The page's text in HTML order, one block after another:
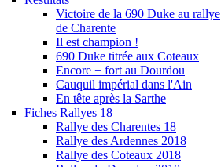
Victoire de la 690 Duke au rallye
de Charente
Il est champion !
690 Duke titrée aux Coteaux
Encore + fort au Dourdou
Cauquil impérial dans l'Ain
En tête après la Sarthe
Fiches Rallyes 18
Rallye des Charentes 18
Rallye des Ardennes 2018
Rallye des Coteaux 2018